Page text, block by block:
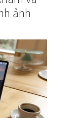
ảnh